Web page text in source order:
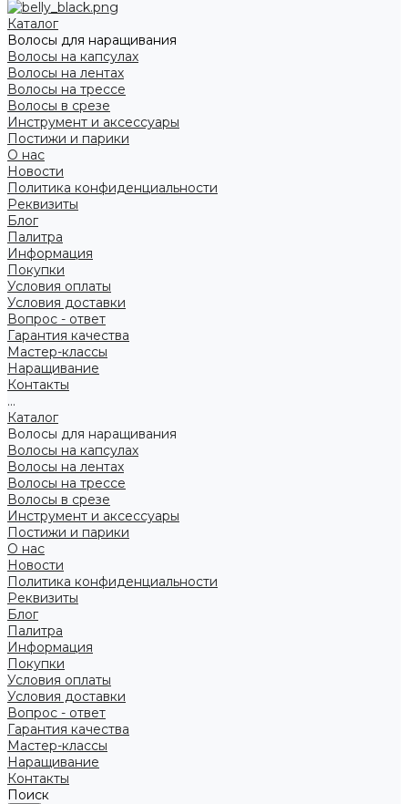
Каталог
Волосы для наращивания
Волосы на капсулах
Волосы на лентах
Волосы на трессе
Волосы в срезе
Инструмент и аксессуары
Постижи и парики
О нас
Новости
Политика конфиденциальности
Реквизиты
Блог
Палитра
Информация
Покупки
Условия оплаты
Условия доставки
Вопрос - ответ
Гарантия качества
Мастер-классы
Наращивание
Контакты
...
Каталог
Волосы для наращивания
Волосы на капсулах
Волосы на лентах
Волосы на трессе
Волосы в срезе
Инструмент и аксессуары
Постижи и парики
О нас
Новости
Политика конфиденциальности
Реквизиты
Блог
Палитра
Информация
Покупки
Условия оплаты
Условия доставки
Вопрос - ответ
Гарантия качества
Мастер-классы
Наращивание
Контакты
Поиск